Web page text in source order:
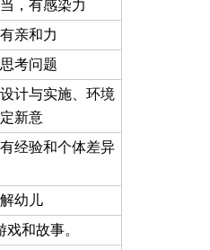
，有感染力
亲和力
考问题
计与实施、环境
新意
经验和个体差异
幼儿
和故事。